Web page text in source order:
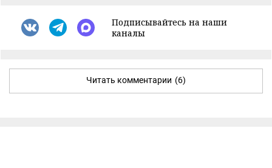
Подписывайтесь на наши
каналы
Читать комментарии (6)